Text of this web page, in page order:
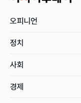
오피니언
정치
사회
경제